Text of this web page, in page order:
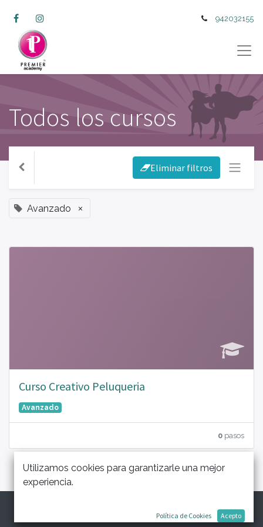
942032155
Todos los cursos
Eliminar filtros
Avanzado ×
Curso Creativo Peluqueria
Avanzado
0 pasos
Utilizamos cookies para garantizarle una mejor
experiencia.
Política de Cookies Acepto